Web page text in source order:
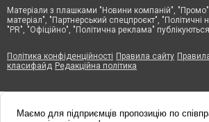
Матеріали з плашками "Новини компаній",
матеріал", "Партнерський спецпроєкт", "Політичні
"PR", "Офіційно", "Політична реклама"
Політика конфіденційності Правила сайту
класифайд Редакційна політика
Маємо для підприємців пропозицію по